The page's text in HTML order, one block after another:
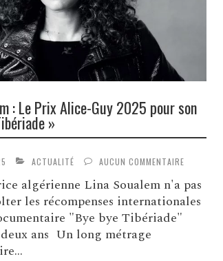
: Le Prix Alice-Guy 2025 pour son
»
ACTUALITÉ AUCUN COMMENTAIRE
algérienne Lina Soualem n'a pas
les récompenses internationales
"Bye bye Tibériade"
ans Un long métrage